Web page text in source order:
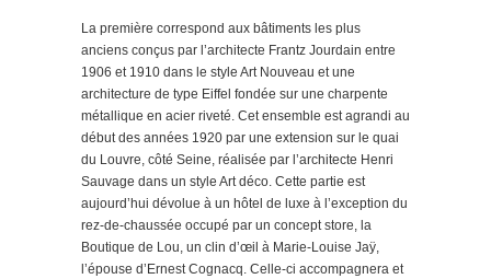
La première correspond aux bâtiments les plus
anciens conçus par l’architecte Frantz Jourdain entre
1906 et 1910 dans le style Art Nouveau et une
architecture de type Eiffel fondée sur une charpente
métallique en acier riveté. Cet ensemble est agrandi au
début des années 1920 par une extension sur le quai
du Louvre, côté Seine, réalisée par l’architecte Henri
Sauvage dans un style Art déco. Cette partie est
aujourd’hui dévolue à un hôtel de luxe à l’exception du
rez-de-chaussée occupé par un concept store, la
Boutique de Lou, un clin d’œil à Marie-Louise Jaÿ,
l’épouse d’Ernest Cognacq. Celle-ci accompagnera et